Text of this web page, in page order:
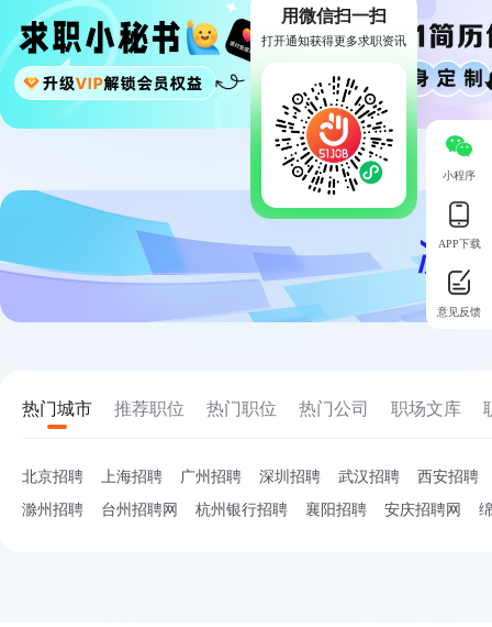
热门城市 推荐职位 热门职位 热门公司 职场文库
北京招聘 上海招聘 广州招聘 深圳招聘 武汉招聘
西安招聘
滁州招聘
台州招聘网 杭州银行招聘 襄阳招聘 安庆招聘网
小程序
APP下载
意见反馈
用微信扫一扫
打开通知获得更多求职资讯